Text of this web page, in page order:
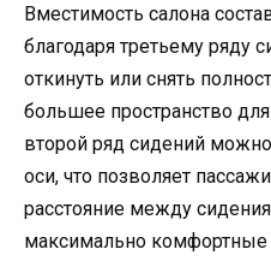
Вместимость салона
благодаря третьему ряду
откинуть или снять
большее пространство
второй ряд сидений
оси, что позволяет
расстояние между
максимально комфортные